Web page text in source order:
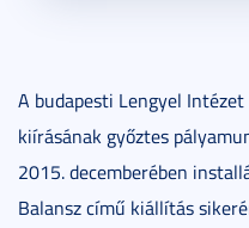
A budapesti Lengyel
kiírásának győztes
2015. decemberében
Balansz című kiállítás